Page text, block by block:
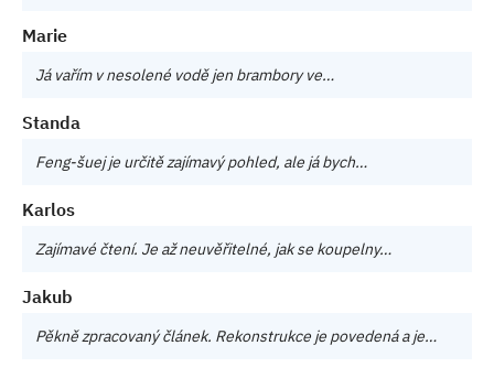
Marie
Já vařím v nesolené vodě jen brambory ve…
Standa
Feng-šuej je určitě zajímavý pohled, ale já bych…
Karlos
Zajímavé čtení. Je až neuvěřitelné, jak se koupelny…
Jakub
Pěkně zpracovaný článek. Rekonstrukce je povedená a je…